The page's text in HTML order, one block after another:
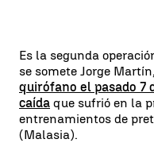
Es la segunda
se somete Jorge
quirófano el pasado 7
caída que sufrió en la
entrenamientos de
(Malasia).